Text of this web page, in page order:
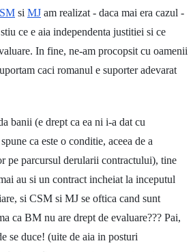
si MJ am realizat - daca mai era cazul -
ce e aia independenta justitiei si ce
In fine, ne-am procopsit cu oamenii
caci romanul e suporter adevarat
banii (e drept ca ea ni i-a dat cu
ca este o conditie, aceea de a
pe parcursul derularii contractului), tine
au si un contract incheiat la inceputul
si CSM si MJ se oftica cand sunt
ca BM nu are drept de evaluare??? Pai,
se duce! (uite de aia in posturi